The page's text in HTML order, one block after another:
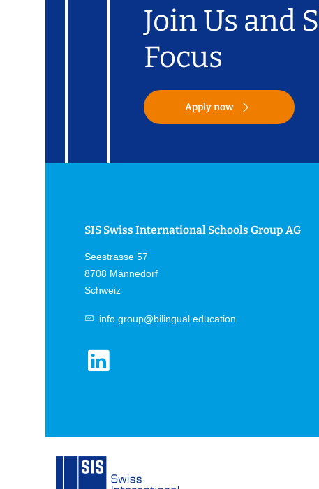
Join Us and
Focus
Apply now
SIS Swiss International Schools Group AG
Seestrasse 57
8708 Männedorf
Schweiz
info.group@bilingual.education